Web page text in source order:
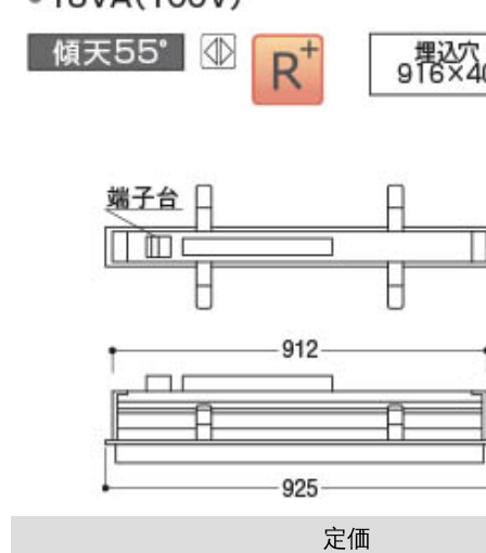
定価